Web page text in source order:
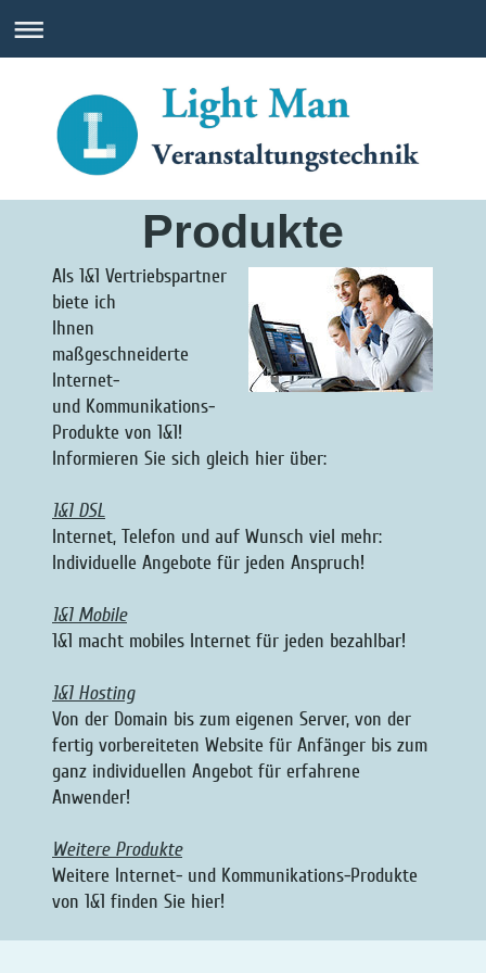
Produkte
Als 1&1 Vertriebspartner
biete ich
Ihnen
maßgeschneiderte
Internet-
und Kommunikations-
Produkte von 1&1!
Informieren Sie sich gleich hier über:
1&1 DSL
Internet, Telefon und auf Wunsch viel mehr:
Individuelle Angebote für jeden Anspruch!
1&1 Mobile
1&1 macht mobiles Internet für jeden bezahlbar!
1&1 Hosting
Von der Domain bis zum eigenen Server, von der
fertig vorbereiteten Website für Anfänger bis zum
ganz individuellen Angebot für erfahrene
Anwender!
Weitere Produkte
Weitere Internet- und Kommunikations-Produkte
von 1&1 finden Sie hier!